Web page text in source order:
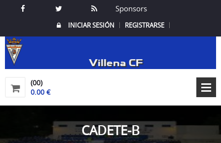
Sponsors
INICIAR SESIÓN REGISTRARSE
Villena CF
(00)
0.00 €
CADETE-B